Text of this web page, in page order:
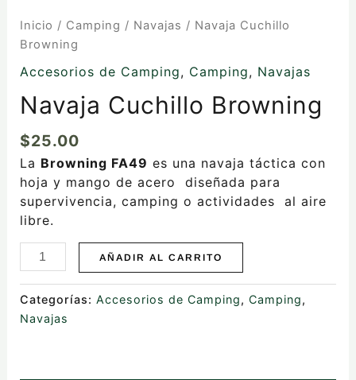
Inicio / Camping / Navajas / Navaja Cuchillo
Browning
Accesorios de Camping, Camping, Navajas
Navaja Cuchillo Browning
$25.00
La Browning FA49 es una navaja táctica con
hoja y mango de acero diseñada para
supervivencia, camping o actividades al aire
libre.
AÑADIR AL CARRITO
Categorías: Accesorios de Camping, Camping,
Navajas